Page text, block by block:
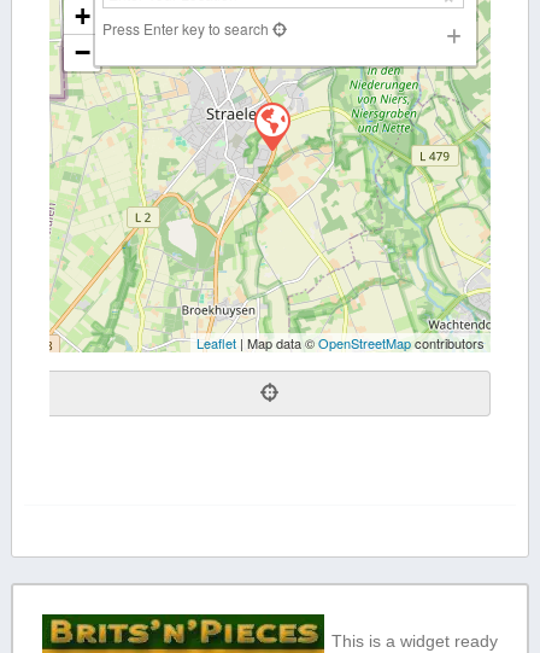
+
−
Press Enter key to search
Leaflet | Map data ©OpenStreetMapcontributors
This is a widget ready